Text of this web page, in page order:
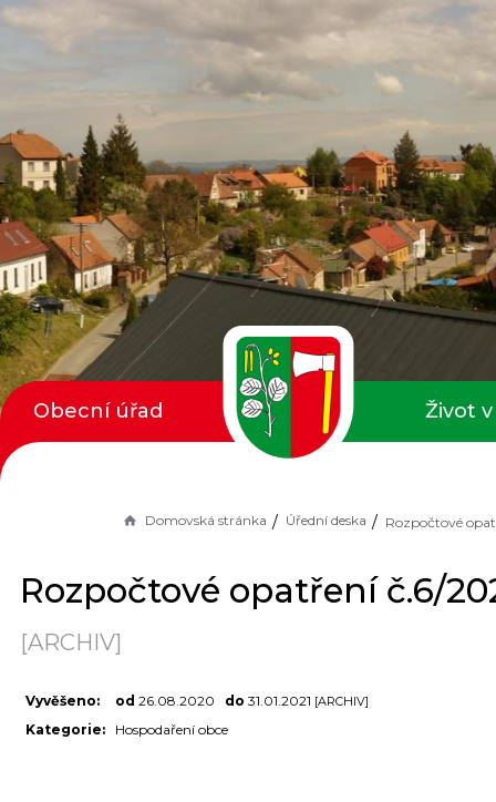
Domovská stránka Úřední deska
Rozpočtové opatření č.6/
[ARCHIV]
Vyvěšeno: od 26.08.2020 do 31.01.2021 [ARCHIV]
Kategorie: Hospodaření obce
Obecní úřad Život